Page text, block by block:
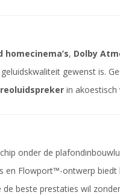
homecinema’s, Dolby
gewenst is.
in akoestisch
onder de
Flowport™-ontwerp biedt
beste prestaties wil